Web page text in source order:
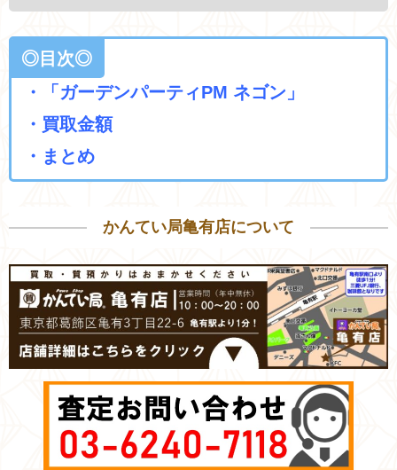
◎目次◎
・「ガーデンパーティPM ネゴン」
・買取金額
・まとめ
かんてい局亀有店について